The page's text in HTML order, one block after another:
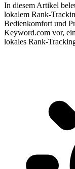
In diesem Artikel
lokalem Rank-
Bedienkomfort und
Keyword.com vor,
lokales Rank-